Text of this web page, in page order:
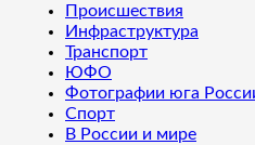
Происшествия
Инфраструктура
Транспорт
ЮФО
Фотографии юга
Спорт
В России и мире